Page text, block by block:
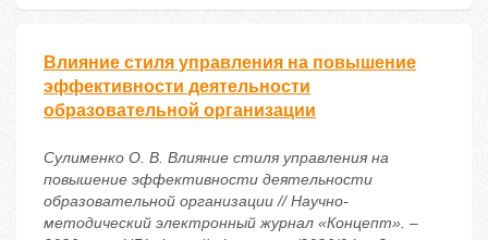
Влияние стиля управления на повышение
эффективности деятельности
образовательной организации
Сулименко О. В. Влияние стиля управления на
повышение эффективности деятельности
образовательной организации // Научно-
методический электронный журнал «Концепт». –